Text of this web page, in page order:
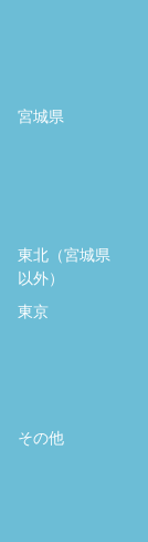
宮城県
東北（宮城県
以外）
東京
その他